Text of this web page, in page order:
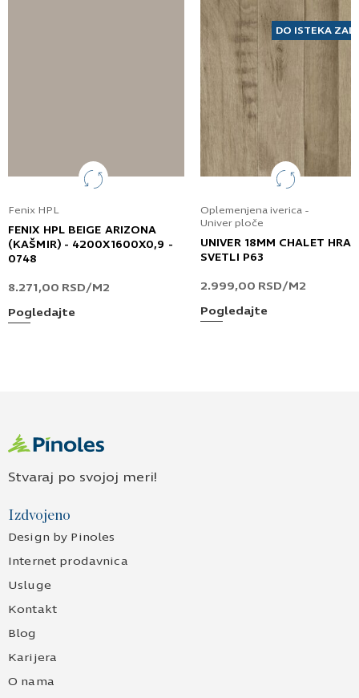
Fenix HPL
FENIX HPL BEIGE ARIZONA
(KAŠMIR) - 4200X1600X0,9 -
0748
8.271,00 RSD/M2
Pogledajte
DO ISTEKA
Oplemenjena iverica -
Univer ploče
UNIVER 18MM CHALET
SVETLI P63
2.999,00 RSD/M2
Pogledajte
Stvaraj po svojoj meri!
Izdvojeno
Design by Pinoles
Internet prodavnica
Usluge
Kontakt
Blog
Karijera
O nama